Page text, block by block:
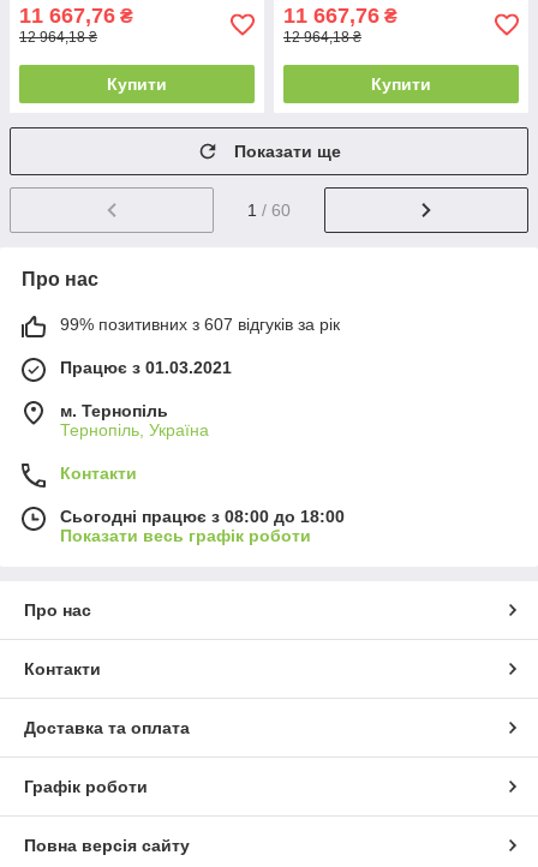
11 667,76 ₴
12 964,18 ₴
Купити
11 667,76 ₴
12 964,18 ₴
Купити
Показати ще
1 / 60
Про нас
99% позитивних з 607 відгуків за рік
Працює з 01.03.2021
м. Тернопіль
Тернопіль, Україна
Контакти
Сьогодні працює з 08:00 до 18:00
Показати весь графік роботи
Про нас
Контакти
Доставка та оплата
Графік роботи
Повна версія сайту